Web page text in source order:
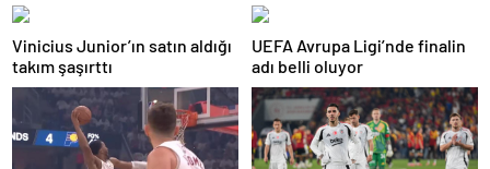
Vinicius Junior’ın satın aldığı
takım şaşırttı
UEFA Avrupa Ligi’nde finalin
adı belli oluyor